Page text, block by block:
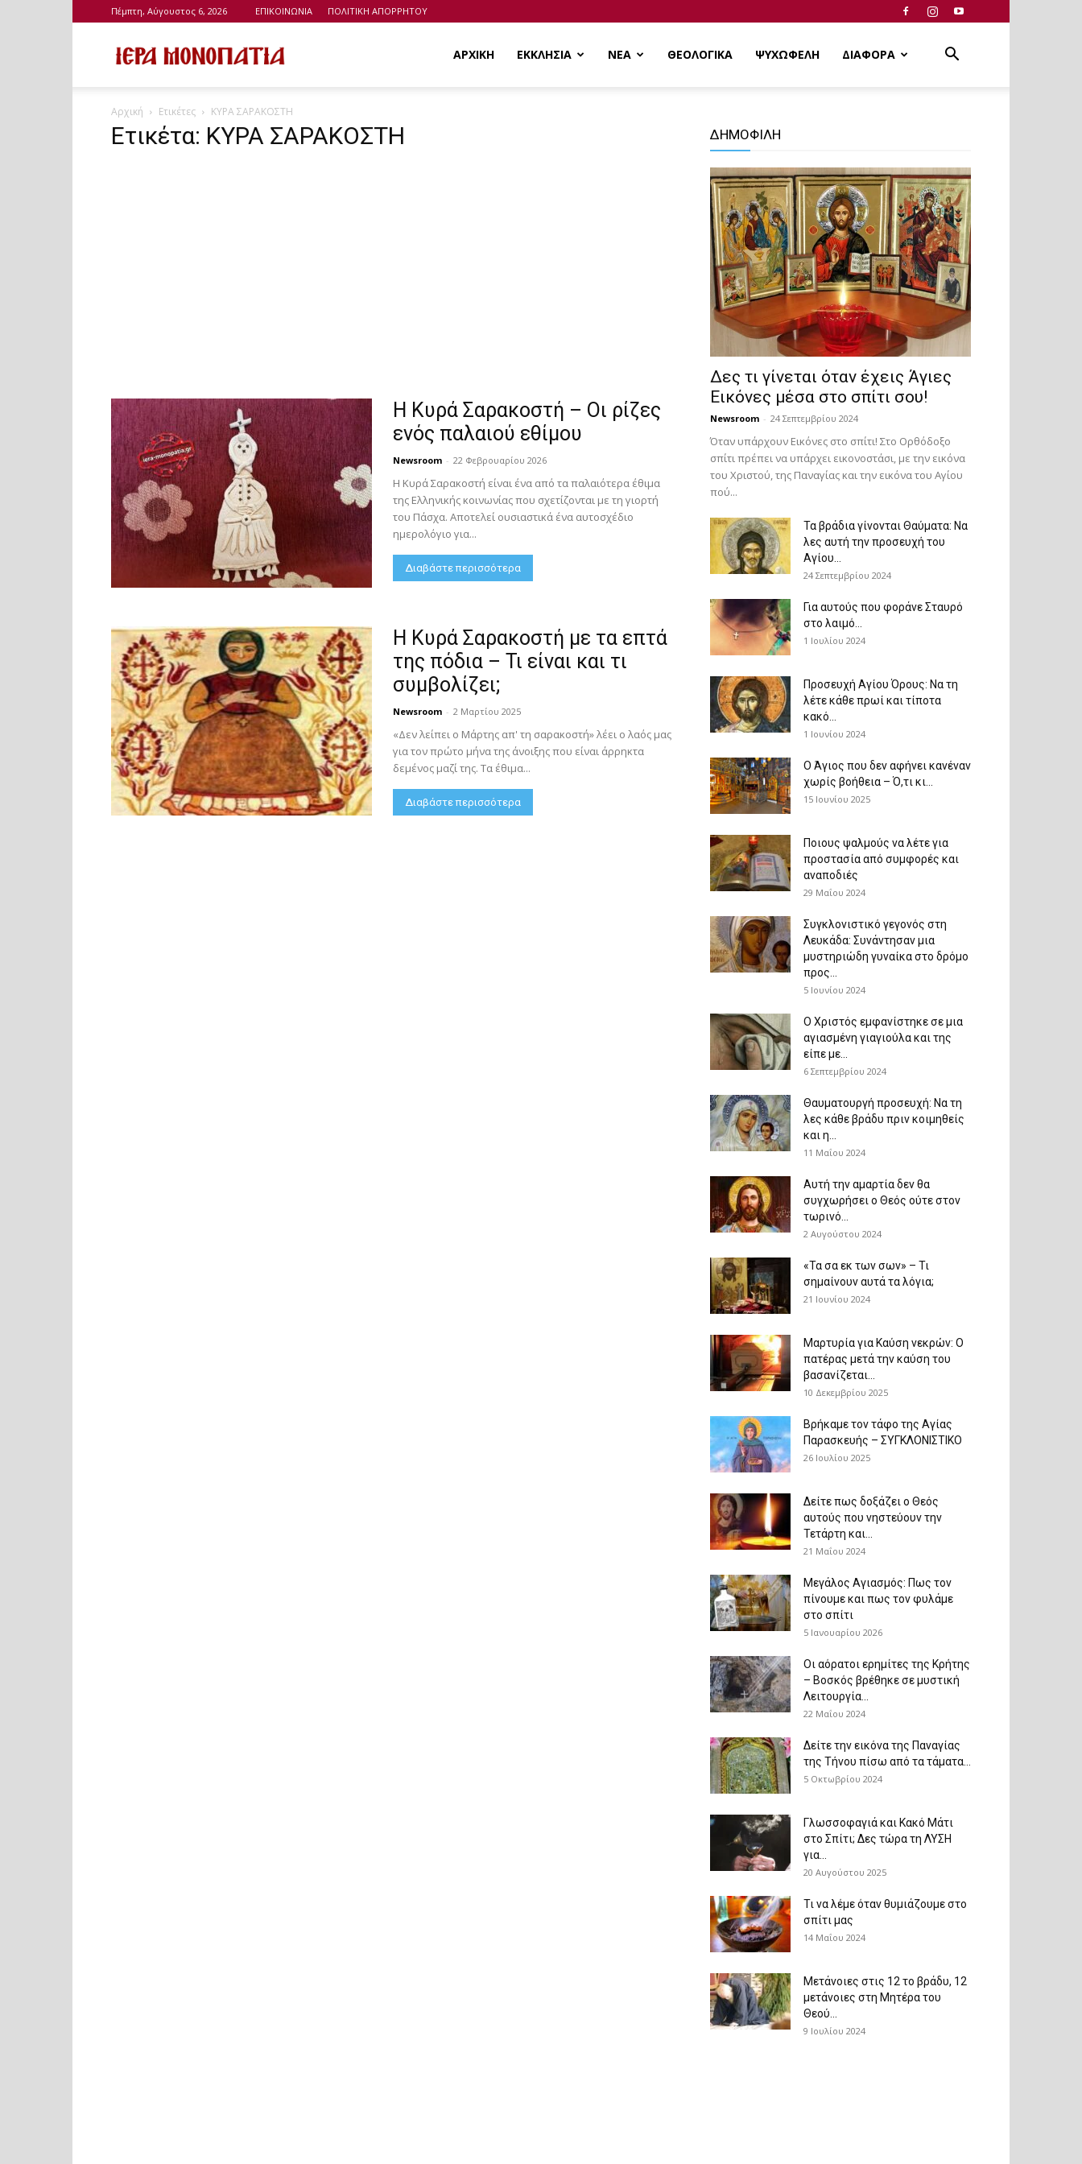
Πέμπτη, Αύγουστος 6, 2026 ΕΠΙΚΟΙΝΩΝΙΑ ΠΟΛΙΤΙΚΗ ΑΠΟΡΡΗΤΟΥ
Μονοπάτια
ΑΡΧΙΚΗ ΕΚΚΛΗΣΙΑ ΝΕΑ ΘΕΟΛΟΓΙΚΑ ΨΥΧΩΦΕΛΗ ΔΙΑΦΟΡΑ
Αρχική Ετικέτες ΚΥΡΑ ΣΑΡΑΚΟΣΤΗ
Ετικέτα: ΚΥΡΑ ΣΑΡΑΚΟΣΤΗ
Η Κυρά Σαρακοστή – Οι ρίζες
ενός παλαιού εθίμου
Newsroom - 22 Φεβρουαρίου 2026
Η Κυρά Σαρακοστή είναι ένα από τα παλαιότερα έθιμα
της Ελληνικής κοινωνίας που σχετίζονται με τη γιορτή
του Πάσχα. Αποτελεί ουσιαστικά ένα αυτοσχέδιο
ημερολόγιο για...
Διαβάστε περισσότερα
H Κυρά Σαρακοστή με τα επτά
της πόδια – Τι είναι και τι
συμβολίζει;
Newsroom - 2 Μαρτίου 2025
«Δεν λείπει ο Μάρτης απ' τη σαρακοστή» λέει ο λαός μας
για τον πρώτο μήνα της άνοιξης που είναι άρρηκτα
δεμένος μαζί της. Τα έθιμα...
Διαβάστε περισσότερα
ΔΗΜΟΦΙΛΗ
Δες τι γίνεται όταν έχεις Άγιες
Εικόνες μέσα στο σπίτι σου!
Newsroom - 24 Σεπτεμβρίου 2024
Όταν υπάρχουν Εικόνες στο σπίτι! Στο Ορθόδοξο
σπίτι πρέπει να υπάρχει εικονοστάσι, με την εικόνα
του Χριστού, της Παν­αγίας και την εικόνα του Αγίου
πού...
Τα βράδια γίνονται Θαύματα: Να
λες αυτή την προσευχή του
Αγίου...
24 Σεπτεμβρίου 2024
Για αυτούς που φοράνε Σταυρό
στο λαιμό…
1 Ιουλίου 2024
Προσευχή Αγίου Όρους: Να τη
λέτε κάθε πρωί και τίποτα
κακό...
1 Ιουνίου 2024
Ο Άγιος που δεν αφήνει κανέναν
χωρίς βοήθεια – Ό,τι κι...
15 Ιουνίου 2025
Ποιους ψαλμούς να λέτε για
προστασία από συμφορές και
αναποδιές
29 Μαΐου 2024
Συγκλονιστικό γεγονός στη
Λευκάδα: Συνάντησαν μια
μυστηριώδη γυναίκα στο δρόμο
προς...
5 Ιουνίου 2024
Ο Χριστός εμφανίστηκε σε μια
αγιασμένη γιαγιούλα και της
είπε με...
6 Σεπτεμβρίου 2024
Θαυματουργή προσευχή: Να τη
λες κάθε βράδυ πριν κοιμηθείς
και η...
11 Μαΐου 2024
Αυτή την αμαρτία δεν θα
συγχωρήσει ο Θεός ούτε στον
τωρινό...
2 Αυγούστου 2024
«Τα σα εκ των σων» – Τι
σημαίνουν αυτά τα λόγια;
21 Ιουνίου 2024
Μαρτυρία για Καύση νεκρών: Ο
πατέρας μετά την καύση του
βασανίζεται...
10 Δεκεμβρίου 2025
Βρήκαμε τον τάφο της Αγίας
Παρασκευής – ΣΥΓΚΛΟΝΙΣΤΙΚΟ
26 Ιουλίου 2025
Δείτε πως δοξάζει ο Θεός
αυτούς που νηστεύουν την
Τετάρτη και...
21 Μαΐου 2024
Μεγάλος Αγιασμός: Πως τον
πίνουμε και πως τον φυλάμε
στο σπίτι
5 Ιανουαρίου 2026
Οι αόρατοι ερημίτες της Κρήτης
– Βοσκός βρέθηκε σε μυστική
Λειτουργία...
22 Μαΐου 2024
Δείτε την εικόνα της Παναγίας
της Τήνου πίσω από τα τάματα...
5 Οκτωβρίου 2024
Γλωσσοφαγιά και Κακό Μάτι
στο Σπίτι; Δες τώρα τη ΛΥΣΗ
για...
20 Αυγούστου 2025
Τι να λέμε όταν θυμιάζουμε στο
σπίτι μας
14 Μαΐου 2024
Μετάνοιες στις 12 το βράδυ, 12
μετάνοιες στη Μητέρα του
Θεού...
9 Ιουλίου 2024